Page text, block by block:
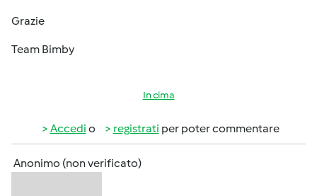
Grazie
Team Bimby
In cima
Accedi o registrati per poter commentare
Anonimo (non verificato)